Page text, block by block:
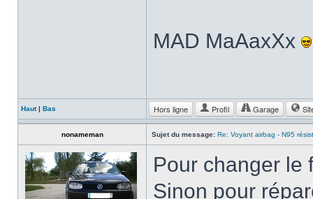
MAD MaAaxXx
Haut| Bas Hors ligne Profil Garage
nonameman Sujet du message: Re: Voyant airbag - N95
Pour changer le
Sinon pour